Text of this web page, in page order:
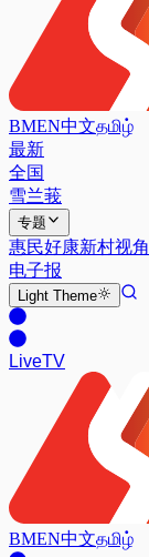
BMEN中文தமிழ்
最新
全国
雪兰莪
专题
惠民好康新村视角
电子报
Light Theme
LiveTV
BMEN中文தமிழ்